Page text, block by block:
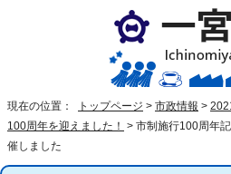
現在の位置： トップページ > 市政情報 >
100周年を迎えました！ > 市制施行100周年
催しました